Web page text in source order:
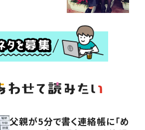
父親が5分で書く連絡帳に「め